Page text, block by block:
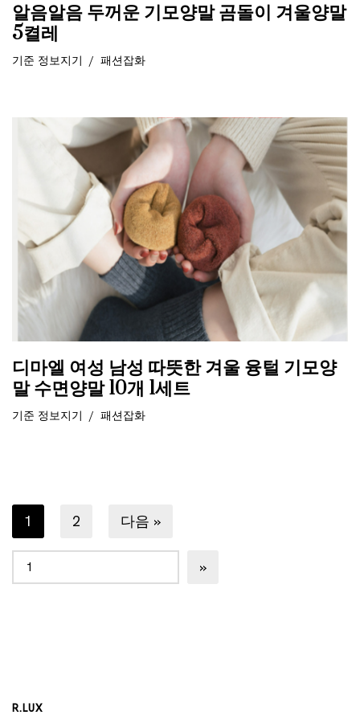
알음알음 두꺼운 기모양말 곰돌이 겨울양말
5켤레
기준 정보지기 패션잡화
디마엘 여성 남성 따뜻한 겨울 융털 기모양
말 수면양말 10개 1세트
기준 정보지기 패션잡화
1 2 다음 »
R.LUX